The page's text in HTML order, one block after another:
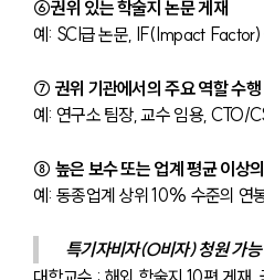
⑥권위 있는 학술지 논문 게재
예: SCI급 논문, IF(Impact Factor)
⑦ 권위 기관에서의 주요 역할 수행
예: 연구소 팀장, 교수 임용, CTO/
⑧ 높은 보수 또는 업계 평균 이상
예: 동종업계 상위 10% 수준의 연
특기자비자(O비자) 청원 가능